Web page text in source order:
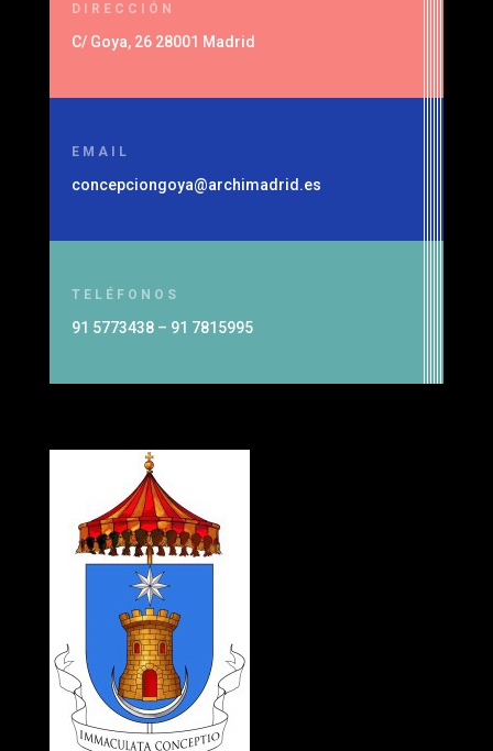
DIRECCIÓN
C/ Goya, 26 28001 Madrid
EMAIL
concepciongoya@archimadrid.es
TELÉFONOS
91 5773438 – 91 7815995